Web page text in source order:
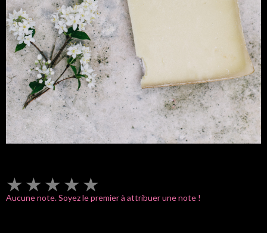
★ ★ ★ ★ ★
Aucune note. Soyez le premier à attribuer une note !